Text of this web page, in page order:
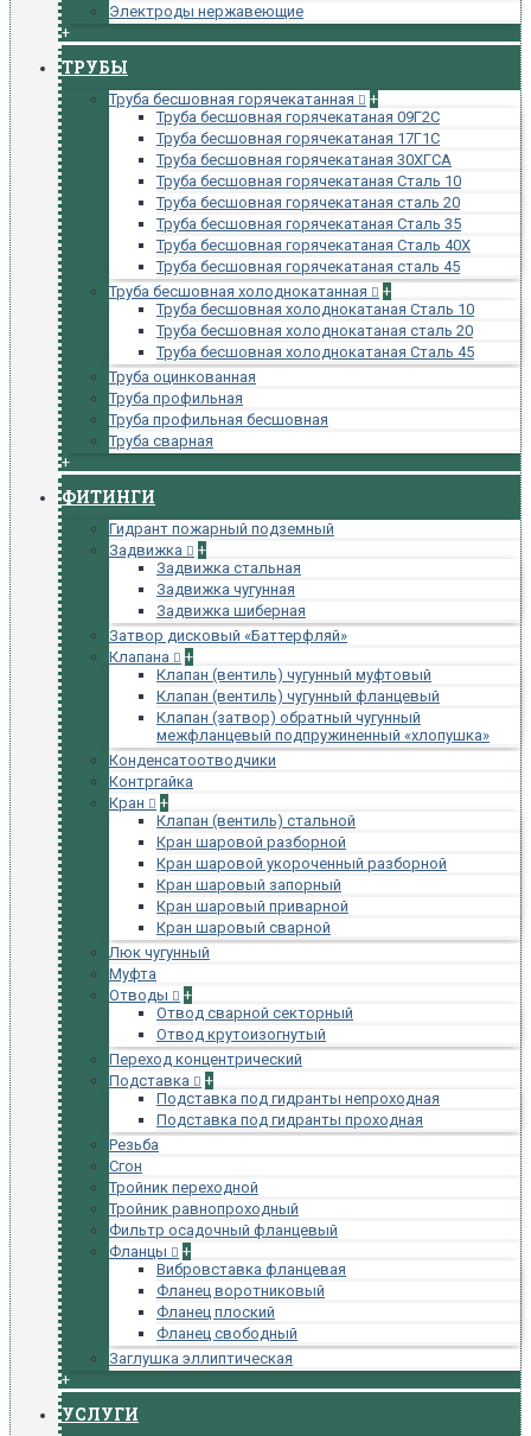
Электроды нержавеющие
+
ТРУБЫ
Труба бесшовная горячекатанная
+
Труба бесшовная горячекатаная 09Г2С
Труба бесшовная горячекатаная 17Г1С
Труба бесшовная горячекатаная 30ХГСА
Труба бесшовная горячекатаная Сталь 10
Труба бесшовная горячекатаная сталь 20
Труба бесшовная горячекатаная Сталь 35
Труба бесшовная горячекатаная Сталь 40Х
Труба бесшовная горячекатаная сталь 45
Труба бесшовная холоднокатанная
+
Труба бесшовная холоднокатаная Сталь 10
Труба бесшовная холоднокатаная сталь 20
Труба бесшовная холоднокатаная Сталь 45
Труба оцинкованная
Труба профильная
Труба профильная бесшовная
Труба сварная
+
ФИТИНГИ
Гидрант пожарный подземный
Задвижка
+
Задвижка стальная
Задвижка чугунная
Задвижка шиберная
Затвор дисковый «Баттерфляй»
Клапана
+
Клапан (вентиль) чугунный муфтовый
Клапан (вентиль) чугунный фланцевый
Клапан (затвор) обратный чугунный
межфланцевый подпружиненный «хлопушка»
Конденсатоотводчики
Контргайка
Кран
+
Клапан (вентиль) стальной
Кран шаровой разборной
Кран шаровой укороченный разборной
Кран шаровый запорный
Кран шаровый приварной
Кран шаровый сварной
Люк чугунный
Муфта
Отводы
+
Отвод сварной секторный
Отвод крутоизогнутый
Переход концентрический
Подставка
+
Подставка под гидранты непроходная
Подставка под гидранты проходная
Резьба
Сгон
Тройник переходной
Тройник равнопроходный
Фильтр осадочный фланцевый
Фланцы
+
Вибровставка фланцевая
Фланец воротниковый
Фланец плоский
Фланец свободный
Заглушка эллиптическая
+
УСЛУГИ